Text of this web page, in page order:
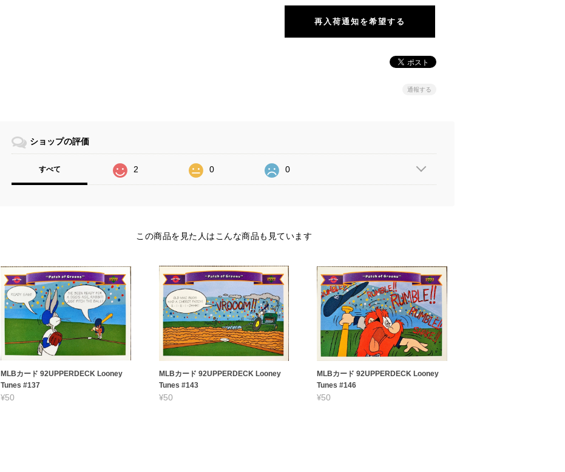
再入荷通知を希望する
通報する
ショップの評価
すべて 2 0 0
この商品を見た人はこんな商品も見ています
MLBカード 92UPPERDECK Looney
Tunes #137
¥50
MLBカード 92UPPERDECK Looney
Tunes #143
¥50
MLBカード 92UPPERDECK Looney
Tunes #146
¥50